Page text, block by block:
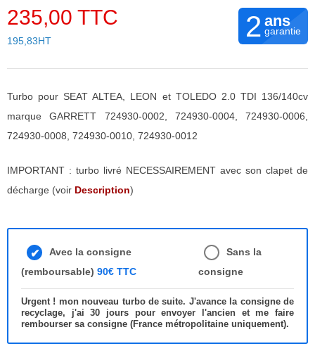
235,00 TTC
195,83HT 2 ans
garantie
Turbo pour SEAT ALTEA, LEON et TOLEDO 2.0 TDI 136/140cv
marque GARRETT 724930-0002, 724930-0004, 724930-0006,
724930-0008, 724930-0010, 724930-0012
IMPORTANT : turbo livré NECESSAIREMENT avec son clapet de
décharge (voir Description)
Avec la consigne
(remboursable) 90€ TTC
Sans la
consigne
Urgent ! mon nouveau turbo de suite. J'avance la consigne de
recyclage, j'ai 30 jours pour envoyer l'ancien et me faire
rembourser sa consigne (France métropolitaine uniquement).